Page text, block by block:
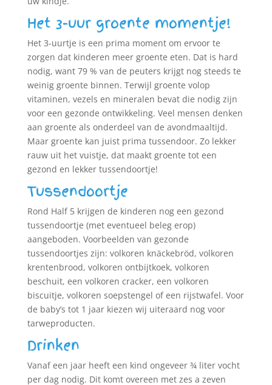
Het 3-uur groente momentje!
Het 3-uurtje is een prima moment om ervoor te
zorgen dat kinderen meer groente eten. Dat is hard
nodig, want 79 % van de peuters krijgt nog steeds te
weinig groente binnen. Terwijl groente volop
vitaminen, vezels en mineralen bevat die nodig zijn
voor een gezonde ontwikkeling. Veel mensen denken
aan groente als onderdeel van de avondmaaltijd.
Maar groente kan juist prima tussendoor. Zo lekker
rauw uit het vuistje, dat maakt groente tot een
gezond en lekker tussendoortje!
Tussendoortje
Rond Half 5 krijgen de kinderen nog een gezond
tussendoortje (met eventueel beleg erop)
aangeboden. Voorbeelden van gezonde
tussendoortjes zijn: volkoren knäckebröd, volkoren
krentenbrood, volkoren ontbijtkoek, volkoren
beschuit, een volkoren cracker, een volkoren
biscuitje, volkoren soepstengel of een rijstwafel. Voor
de baby’s tot 1 jaar kiezen wij uiteraard nog voor
tarweproducten.
Drinken
Vanaf een jaar heeft een kind ongeveer ¾ liter vocht
per dag nodig. Dit komt overeen met zes a zeven